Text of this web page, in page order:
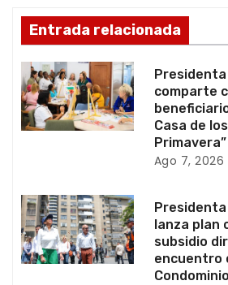
n
d
e
e
t
r
a
Entrada relacionada
Presidenta
comparte
Casa de
Ago 7, 2026
Presidenta
lanza plan
subsidio
encuentro
Condominio